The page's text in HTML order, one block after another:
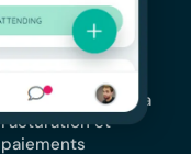
Gestion des
membres
App pour votre
Planning et agenda
Facturation et
paiements